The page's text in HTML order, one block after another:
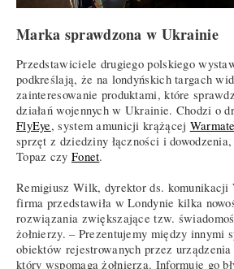
Marka sprawdzona w Ukrainie
Przedstawiciele drugiego polskiego
podkreślają, że na londyńskich targach
zainteresowanie produktami, które
działań wojennych w Ukrainie. Chodzi o
FlyEye, system amunicji krążącej Warmate
sprzęt z dziedziny łączności i
Topaz czy Fonet.
Remigiusz Wilk, dyrektor ds. komunikacji
firma przedstawiła w Londynie kilka
rozwiązania zwiększające tzw.
żołnierzy. – Prezentujemy między innymi
obiektów rejestrowanych przez
który wspomaga żołnierza. Informuje go